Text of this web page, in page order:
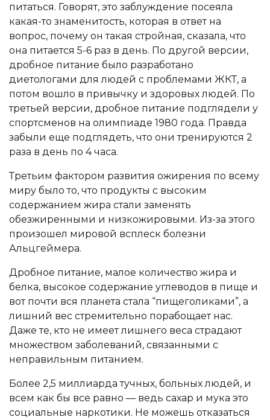
питаться. Говорят, это заблуждение посеяла
какая-то знаменитость, которая в ответ на
вопрос, почему он такая стройная, сказала, что
она питается 5-6 раз в день. По другой версии,
дробное питание было разработано
диетологами для людей с проблемами ЖКТ, а
потом вошло в привычку и здоровых людей. По
третьей версии, дробное питание подглядели у
спортсменов на олимпиаде 1980 года. Правда
забыли еще подглядеть, что они тренируются 2
раза в день по 4 часа.
Третьим фактором развития ожирения по всему
миру было то, что продукты с высоким
содержанием жира стали заменять
обезжиренными и низкожировыми. Из-за этого
произошел мировой всплеск болезни
Альцгеймера.
Дробное питание, малое количество жира и
белка, высокое содержание углеводов в пище и
вот почти вся планета стала “пищеголиками”, а
лишний вес стремительно порабощает нас.
Даже те, кто не имеет лишнего веса страдают
множеством заболеваний, связанными с
неправильным питанием.
Более 2,5 миллиарда тучных, больных людей, и
всем как бы все равно — ведь сахар и мука это
социальные наркотики. Не можешь отказаться